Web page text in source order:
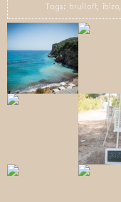
Tags: bruiloft, ibiza,